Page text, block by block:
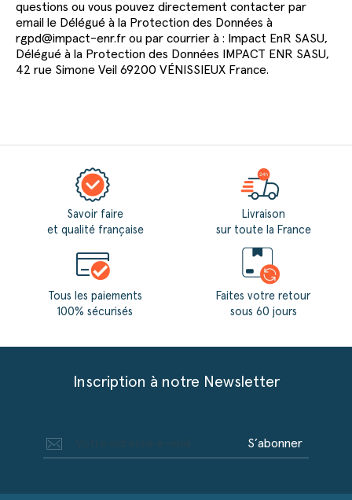
questions ou vous pouvez directement contacter par
email le Délégué à la Protection des Données à
rgpd@impact-enr.fr ou par courrier à : Impact EnR SASU,
Délégué à la Protection des Données IMPACT ENR SASU,
42 rue Simone Veil 69200 VÉNISSIEUX France.
Savoir faire
et qualité française
Tous les paiements
100% sécurisés
Livraison
sur toute la France
Faites votre retour
sous 60 jours
Inscription à notre Newsletter
S’abonner